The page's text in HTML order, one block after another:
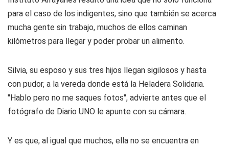
para el caso de los indigentes, sino que también se acerca
mucha gente sin trabajo, muchos de ellos caminan
kilómetros para llegar y poder probar un alimento.
Silvia, su esposo y sus tres hijos llegan sigilosos y hasta
con pudor, a la vereda donde está la Heladera Solidaria.
"Hablo pero no me saques fotos", advierte antes que el
fotógrafo de Diario UNO le apunte con su cámara.
Y es que, al igual que muchos, ella no se encuentra en